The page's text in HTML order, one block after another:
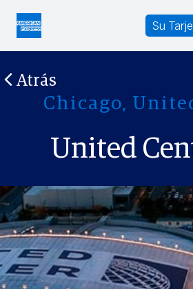
Su
Atrás
Chicago,
United